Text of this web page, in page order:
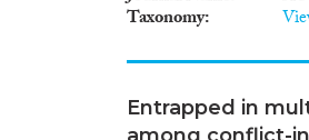
Taxonomy
Entrapped in